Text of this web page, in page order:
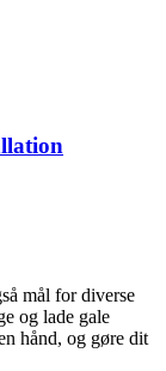
mål for diverse
og lade gale
hånd, og gøre dit